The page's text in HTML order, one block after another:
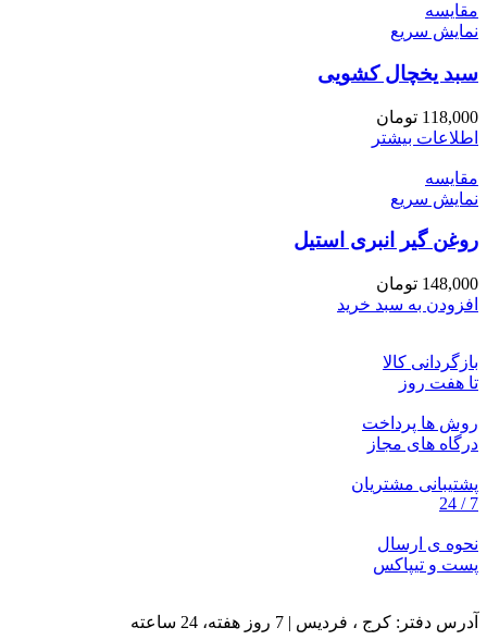
مقايسه
نمایش سریع
سبد یخچال کشویی
118,000 تومان
اطلاعات بیشتر
مقايسه
نمایش سریع
روغن گیر انبری استیل
148,000 تومان
افزودن به سبد خرید
بازگردانی کالا
تا هفت روز
روش ها پرداخت
درگاه های مجاز
پشتیبانی مشتریان
7 / 24
نحوه ی ارسال
پست و تیپاکس
آدرس دفتر: کرج ، فردیس | 7 روز هفته، 24 ساعته